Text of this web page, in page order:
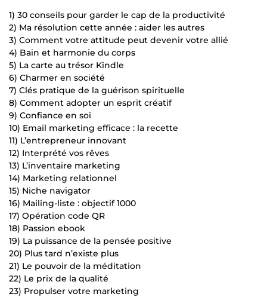
1) 30 conseils pour garder le cap de la productivité
2) Ma résolution cette année : aider les autres
3) Comment votre attitude peut devenir votre allié
4) Bain et harmonie du corps
5) La carte au trésor Kindle
6) Charmer en société
7) Clés pratique de la guérison spirituelle
8) Comment adopter un esprit créatif
9) Confiance en soi
10) Email marketing efficace : la recette
11) L’entrepreneur innovant
12) Interprété vos rêves
13) L’inventaire marketing
14) Marketing relationnel
15) Niche navigator
16) Mailing-liste : objectif 1000
17) Opération code QR
18) Passion ebook
19) La puissance de la pensée positive
20) Plus tard n’existe plus
21) Le pouvoir de la méditation
22) Le prix de la qualité
23) Propulser votre marketing